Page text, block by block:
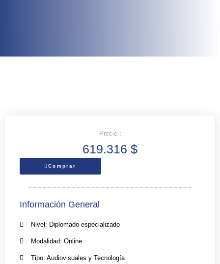
Precio :
619.316 $
Comprar
Información General
Nivel: Diplomado especializado
Modalidad: Online
Tipo: Audiovisuales y Tecnología